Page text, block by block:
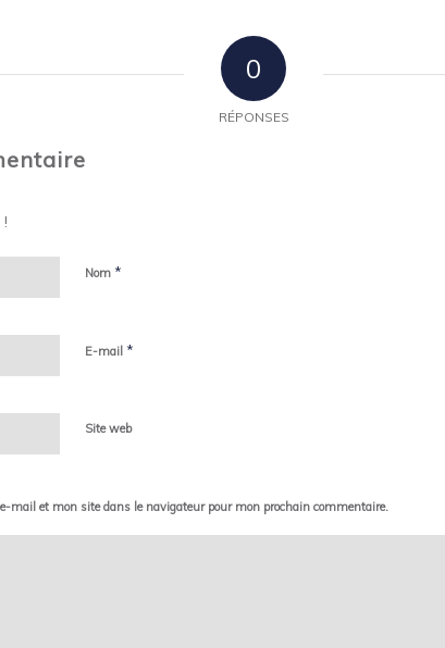
0
RÉPONSES
Nom *
E-mail *
Site web
mail et mon site dans le navigateur pour mon prochain commentaire.